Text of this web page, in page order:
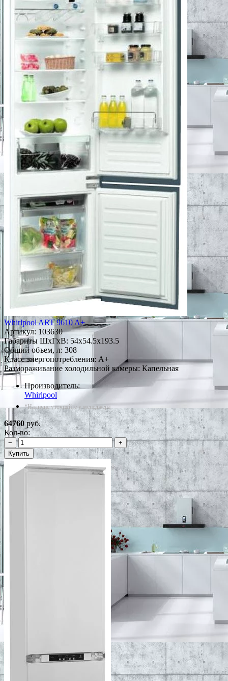
Whirlpool ART 9610 A+
Артикул: 103630
Габариты ШxГxВ: 54x54.5x193.5
Общий объем, л: 308
Класс энергопотребления: A+
Размораживание холодильной камеры: Капельная
Производитель:
Whirlpool
*Наличие уточняйте у менеджера
64760руб.
Кол-во:
−
+
Купить